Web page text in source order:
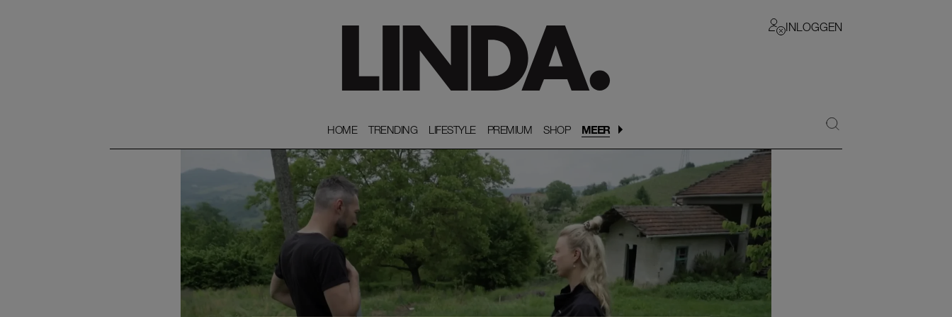
INLOGGEN
HOME
HOME TRENDING
TRENDING LIFESTYLE
LIFESTYLE PREMIUM
PREMIUM SHOP
SHOP MEER